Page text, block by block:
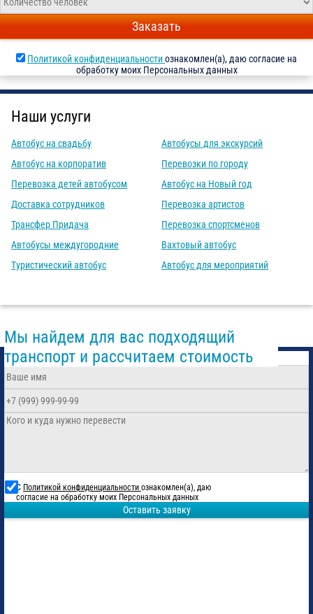
Заказать
Политикой конфиденциальностиознакомлен(а), даю согласие на
обработку моих Персональных данных
Наши услуги
Автобус на свадьбу
Автобус на корпоратив
Перевозка детей автобусом
Доставка сотрудников
Трансфер Придача
Автобусы междугородние
Туристический автобус
Автобусы для экскурсий
Перевозки по городу
Автобус на Новый год
Перевозка артистов
Перевозка спортсменов
Вахтовый автобус
Автобус для мероприятий
Мы найдем для вас подходящий
транспорт и рассчитаем стоимость
С Политикой конфиденциальности ознакомлен(а), даю
согласие на обработку моих Персональных данных
Оставить заявку